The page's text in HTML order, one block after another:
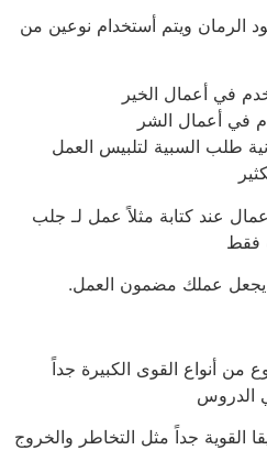
الرمان ويتم أستخدام نوعين من
في أعمال الخير
في أعمال الشر
طلب السبية لتلبيس العمل
عند كتابة مثلاً عمل لـ جلب
فقط
يجعل عملك مضمون العمل.
من أنواع القوى الكبيرة جداً
الدروس
القوية جداً مثل التخاطر والخروج